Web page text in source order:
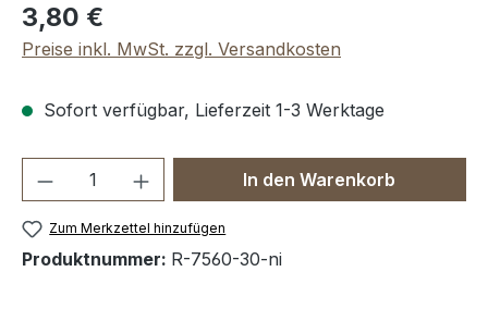
Regulärer Preis:
3,80 €
Preise inkl. MwSt. zzgl. Versandkosten
Sofort verfügbar, Lieferzeit 1-3 Werktage
Produkt Anzahl: Gib denIn den Warenkorb
Zum Merkzettel hinzufügen
Produktnummer: R-7560-30-ni